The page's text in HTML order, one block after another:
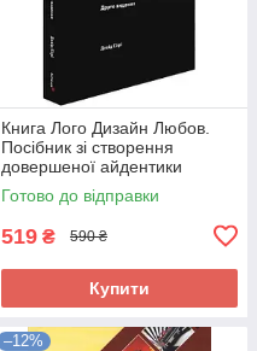
Книга Лого Дизайн Любов.
Посібник зі створення
довершеної айдентики
бренду 275524
Готово до відправки
519 ₴ 590 ₴
Купити
–12%